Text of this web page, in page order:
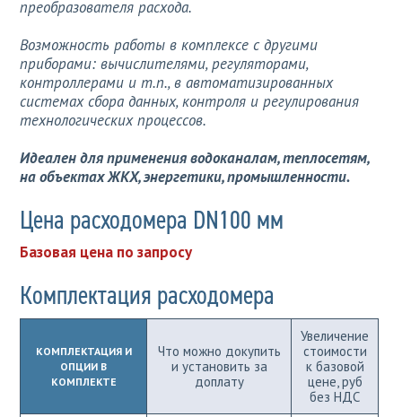
преобразователя расхода.
Возможность работы в комплексе с другими
приборами: вычислителями, регуляторами,
контроллерами и т.п., в автоматизированных
системах сбора данных, контроля и регулирования
технологических процессов.
Идеален для применения водоканалам, теплосетям,
на объектах ЖКХ, энергетики, промышленности.
Цена расходомера DN100 мм
Базовая цена по запросу
Комплектация расходомера
КОМПЛЕКТАЦИЯ И
ОПЦИИ В
КОМПЛЕКТЕ
Что можно докупить
и установить за
доплату
Увеличение
стоимости
к базовой
цене, руб
без НДС